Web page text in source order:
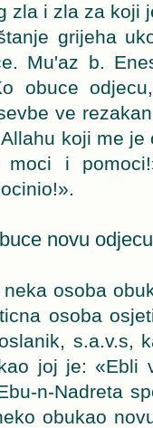
zla i zla za koji
grijeha
Mu'az b.
obuce
ve
koji me
moci i
novu
osoba
osoba
s.a.v.s,
joj je: «Ebli
n-Nadreta
obukao